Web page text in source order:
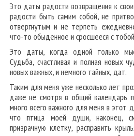
Это даты радости возвращения к
радости быть самим собой, не
отвергнутым и не терпеть
что-то обыденное и сросшееся с
Это даты, когда одной только
Судьба, счастливая и полная новых
новых важных, и немного тайных, дат.
Таким для меня уже несколько лет
даже не смотря в общий календарь
много всего важного для меня в этот
что птица моей души, наконец,
призрачную клетку, расправить